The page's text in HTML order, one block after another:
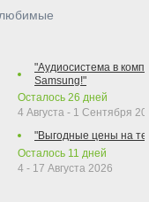
любимые
"Аудиосистема в
Samsung!"
Осталось 26 дней
4 Августа - 1 Сентября
"Выгодные цены на
Осталось 11 дней
4 - 17 Августа 2026